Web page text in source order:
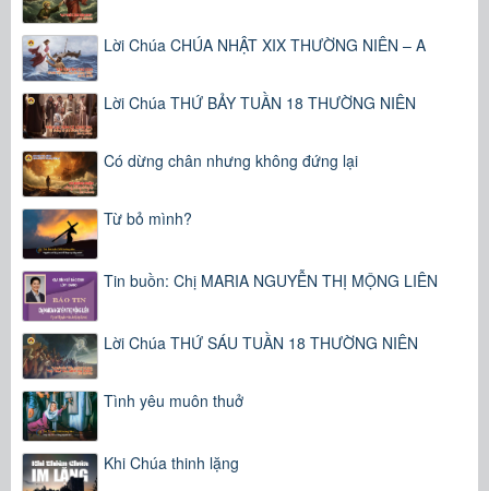
Lời Chúa CHÚA NHẬT XIX THƯỜNG NIÊN – A
Lời Chúa THỨ BẢY TUẦN 18 THƯỜNG NIÊN
Có dừng chân nhưng không đứng lại
Từ bỏ mình?
Tin buồn: Chị MARIA NGUYỄN THỊ MỘNG LIÊN
Lời Chúa THỨ SÁU TUẦN 18 THƯỜNG NIÊN
Tình yêu muôn thuở
Khi Chúa thinh lặng